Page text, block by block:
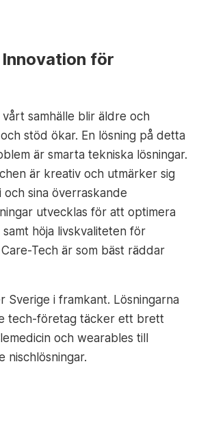
för
samhälle blir äldre och
stöd ökar. En lösning på detta
är smarta tekniska lösningar.
är kreativ och utmärker sig
och sina överraskande
utvecklas för att optimera
höja livskvaliteten för
Tech är som bäst räddar
Sverige i framkant. Lösningarna
tech-företag täcker ett brett
och wearables till
nischlösningar.